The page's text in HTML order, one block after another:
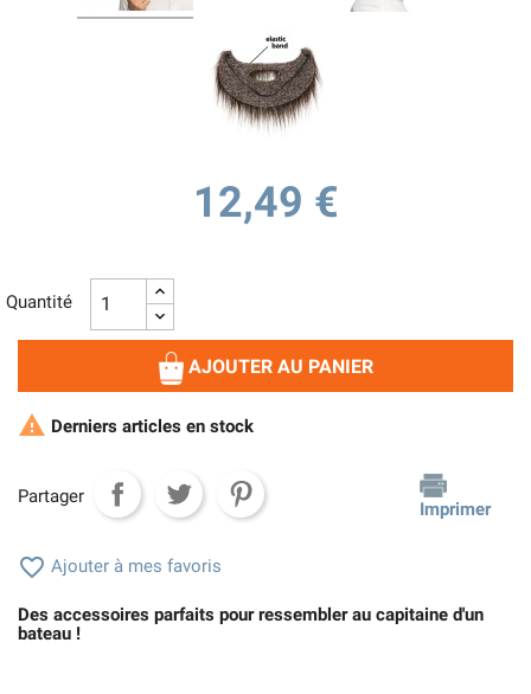
12,49 €
Quantité
AJOUTER AU PANIER
 Derniers articles en stock
Partager
Imprimer
 Ajouter à mes favoris
Des accessoires parfaits pour ressembler au capitaine d'un
bateau !